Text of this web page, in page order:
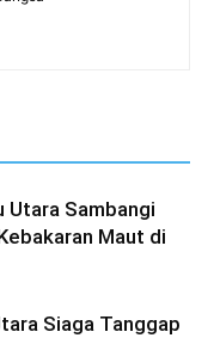
Utara Sambangi
Maut di
Siaga Tanggap